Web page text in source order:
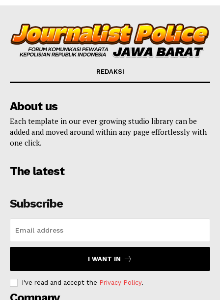
REDAKSI
About us
Each template in our ever growing studio library can be
added and moved around within any page effortlessly with
one click.
The latest
Subscribe
I WANT IN
I've read and accept the Privacy Policy.